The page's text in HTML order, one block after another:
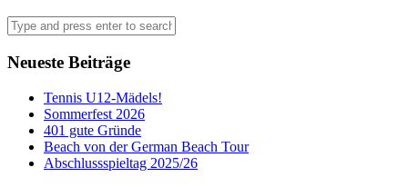
Neueste Beiträge
Tennis U12-Mädels!
Sommerfest 2026
401 gute Gründe
Beach von der German Beach Tour
Abschlussspieltag 2025/26